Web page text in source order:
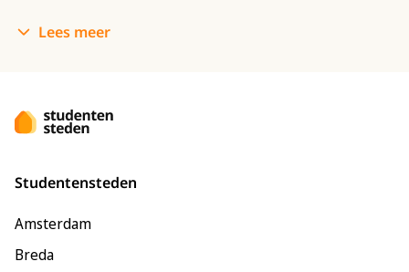
Lees meer
Studentensteden
Amsterdam
Breda